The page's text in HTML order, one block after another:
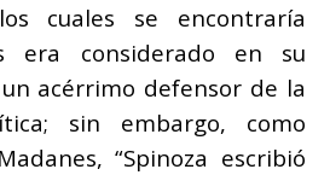
cuales se encontraría
era considerado en su
acérrimo defensor de la
sin embargo, como
“Spinoza escribió